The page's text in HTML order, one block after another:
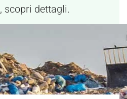
, scopri dettagli.